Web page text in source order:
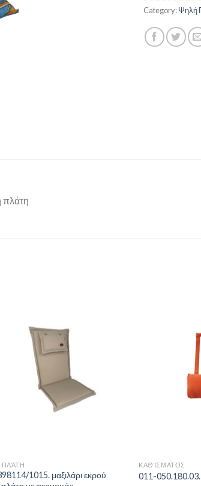
Category:Ψηλή
πλάτη
1015. μαξιλάρι εκρού
ΚΑΘΊΣΜΑΤΟΣ
011-